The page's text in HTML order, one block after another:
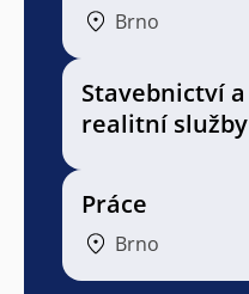
Brno
Stavebnictví a
realitní služby
Práce
Brno